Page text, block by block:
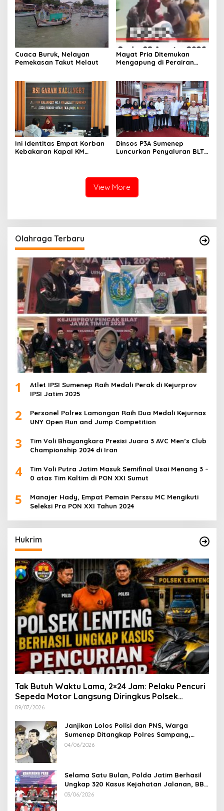
Cuaca Buruk, Nelayan
Pemekasan Takut Melaut
Mayat Pria Ditemukan
Mengapung di Perairan
Ini Identitas Empat Korban
Kebakaran Kapal KM
Dinsos P3A Sumenep
Luncurkan Penyaluran BLT
View More
Olahraga Terbaru
1
Atlet IPSI Sumenep Raih Medali Perak di Kejurprov
IPSI Jatim 2025
2
Personel Polres Lamongan Raih Dua Medali Kejurnas
UNY Open Run and Jump Competition
3
Tim Voli Bhayangkara Presisi Juara 3 AVC Men’s Club
Championship 2024 di Iran
4
Tim Voli Putra Jatim Masuk Semifinal Usai Menang 3 –
0 atas Tim Kaltim di PON XXI Sumut
5
Manajer Hady, Empat Pemain Perssu MC Mengikuti
Seleksi Pra PON XXI Tahun 2024
Hukrim
Tak Butuh Waktu Lama, 2×24 Jam: Pelaku Pencuri
Sepeda Motor Langsung Diringkus Polsek
Lenteng di Wilayah Manding
09/07/2026
Janjikan Lolos Polisi dan PNS, Warga
Sumenep Ditangkap Polres Sampang,
Korban Rugi Rp 600 juta
04/06/2026
Selama Satu Bulan, Polda Jatim Berhasil
Ungkap 320 Kasus Kejahatan Jalanan, BB
100 Sepeda Motor dan 12 Mobil Diamankan
03/06/2026